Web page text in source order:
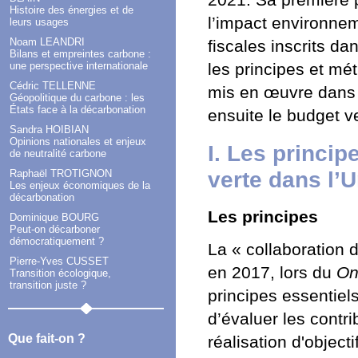
Histoire des énergies et de
leurs usages
Noam LEANDRI
Bilans et empreintes carbone :
une perspective internationale
Cédric TELLENNE
Géopolitique du carbone : les
États face à la décarbonation
Sandra HOIBIAN
Opinions nationales et enjeux
de neutralité carbone
Raphaël TROTIGNON
Les enjeux économiques de la
décarbonation
Dominique BOURG
Peut-on décarboner
démocratiquement ?
Pierre-Yves CUSSET
Transition écologique,
transition juste ?
Que fait-on ?
l’impact
fiscales inscrits
les principes et
mis en œuvre dans
ensuite le budget
I. Les
verte dans
Les principes
La « collaboration
en 2017, lors du
principes
d’évaluer les
réalisation